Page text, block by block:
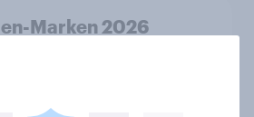
Marken 2026